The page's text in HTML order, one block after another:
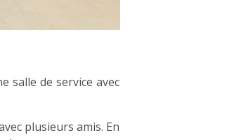
salle de service avec
plusieurs amis. En